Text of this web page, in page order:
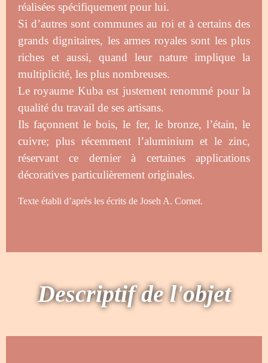
réalisées spécifiquement pour lui.
Si d’autres sont communes au roi et à certains des
grands dignitaires, les armes royales sont les plus
riches et aussi, quand leur nature implique la
multiplicité, les plus nombreuses.
Le royaume Kuba est justement renommé pour la
qualité du travail de ses artisans.
Ils façonnent le bois, le fer, le bronze, l’étain, le
cuivre; plus récemment l’aluminium et le zinc,
réservant ce dernier à certaines applications
décoratives particulièrement originales.
Texte établi d’après les écrits de Joseh A. Cornet.
Descriptif de l'objet